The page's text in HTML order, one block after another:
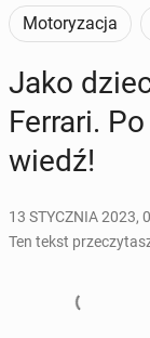
Motoryzacja
Jako
Ferrari.
wiedź!
13 STYCZNIA 2023,
Ten tekst